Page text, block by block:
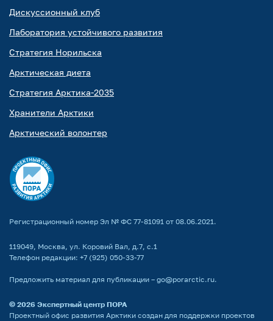
Дискуссионный клуб
Лаборатория устойчивого развития
Стратегия Норильска
Арктическая диета
Стратегия Арктика-2035
Хранители Арктики
Арктический волонтер
Регистрационный номер Эл № ФС 77-81091 от 08.06.2021.
119049, Москва, ул. Коровий Вал, д.7, с.1
Телефон редакции: +7 (925) 050-33-77
Предложить материал для публикации – go@porarctic.ru.
© 2026 Экспертный центр ПОРА
Проектный офис развития Арктики создан для поддержки проектов